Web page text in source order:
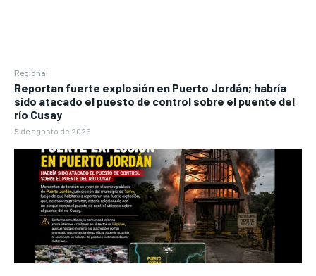
Regional
Reportan fuerte explosión en Puerto Jordán; habría
sido atacado el puesto de control sobre el puente del
río Cusay
5 de agosto de 2026